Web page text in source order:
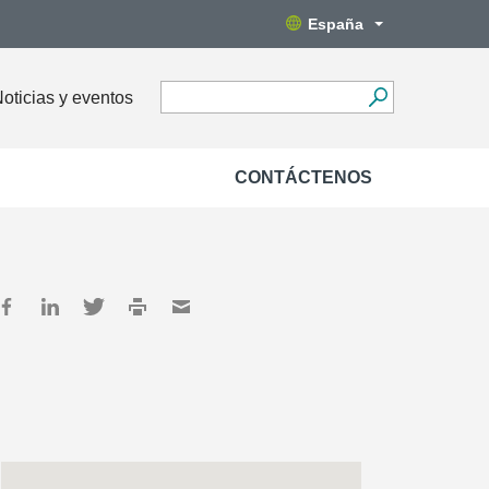
España
y eventos
CONTÁCTENOS